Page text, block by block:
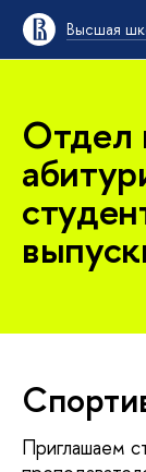
Высшая
Отдел
Приглашаем